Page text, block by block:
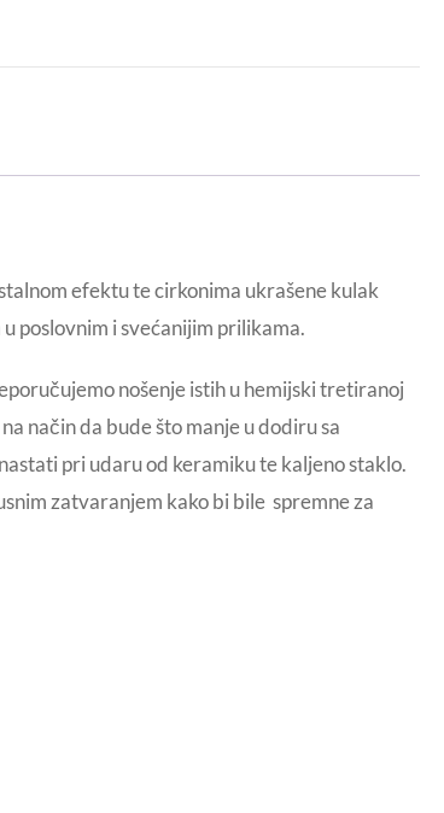
efektu te cirkonima ukrašene kulak
poslovnim i svećanijim prilikama.
nošenje istih u hemijski tretiranoj
način da bude što manje u dodiru sa
pri udaru od keramiku te kaljeno staklo.
zatvaranjem kako bi bile spremne za